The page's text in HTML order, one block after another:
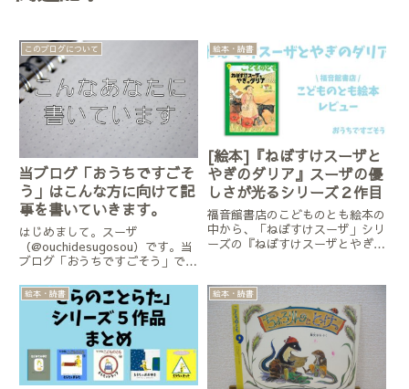
このブログについて
当ブログ「おうちですごそ
う」はこんな方に向けて記
事を書いていきます。
はじめまして。スーザ
（@ouchidesugosou）です。当
ブログ「おうちですごそう」で
す。今日は、私がブログで紹介す
る絵本を選ぶとき、紹介文を書い
ている時には、こんなことを考え
ながら記事を書いていますよ、
と...
絵本・読書
[絵本]『ねぼすけスーザと
やぎのダリア』スーザの優
しさが光るシリーズ２作目
福音館書店のこどものとも絵本の
中から、「ねぼすけスーザ」シリ
ーズの『ねぼすけスーザとやぎの
絵本・読書 絵本・読書